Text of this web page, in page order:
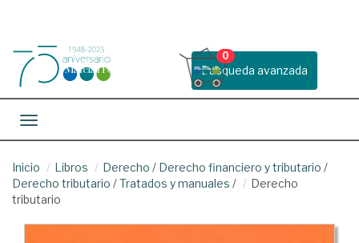
Busqueda avanzada
0
Toggle navigation
Inicio Libros Derecho / Derecho financiero y tributario /
Derecho tributario /Tratados y manuales /
Derecho
tributario